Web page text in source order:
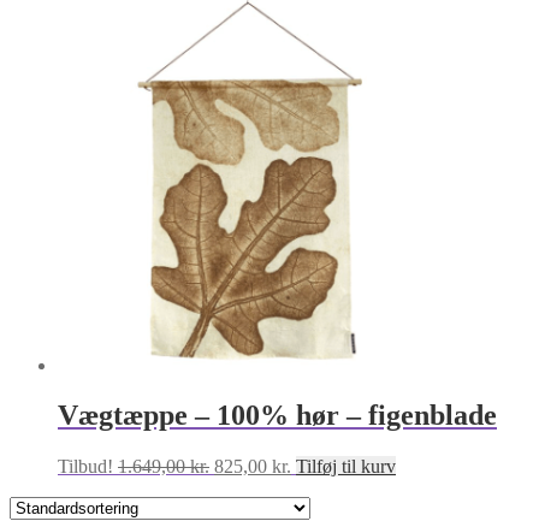
pris
var:
er:
825,00 kr..
Vægtæppe – 100% hør – figenblade
Tilbud! 1.649,00kr. Den
825,00 kr. Den
pris
Tilføj til kurv